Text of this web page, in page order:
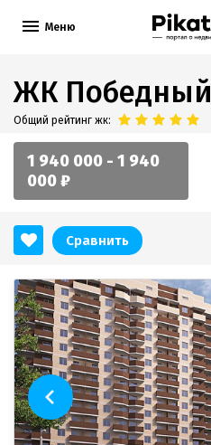
Меню
ЖК Победный
Общий рейтинг жк:
1 940 000 - 1 940
000 ₽
Сравнить